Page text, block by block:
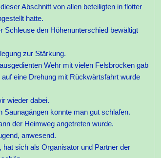
Abschnitt von allen beteiligten in flotter
hatte.
Schleuse den Höhenunterschied bewältigt
zur Stärkung.
Wehr mit vielen Felsbrocken gab
eine Drehung mit Rückwärtsfahrt wurde
wieder dabei.
konnte man gut schlafen.
der Heimweg angetreten wurde.
anwesend.
sich als Organisator und Partner der